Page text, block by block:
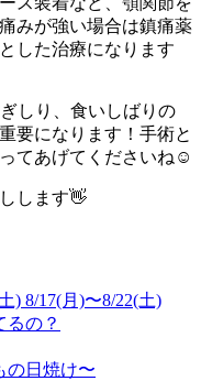
みが強い場合は鎮痛薬
した治療になります
しり、食いしばりの
要になります！手術と
てあげてくださいね☺️
します👋
) 8/17(月)〜8/22(土)
るの？
の日焼け〜